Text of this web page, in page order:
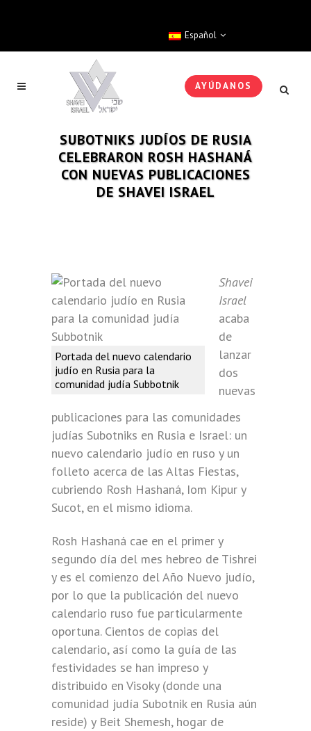
Español
AYÚDANOS
SUBOTNIKS JUDÍOS DE RUSIA
CELEBRARON ROSH HASHANÁ
CON NUEVAS PUBLICACIONES
DE SHAVEI ISRAEL
Portada del nuevo calendario
judío en Rusia para la
comunidad judía Subbotnik
Shavei
Israel
acaba
de
lanzar
dos
nuevas
publicaciones para las comunidades
judías Subotniks en Rusia e Israel: un
nuevo calendario judío en ruso y un
folleto acerca de las Altas Fiestas,
cubriendo Rosh Hashaná, Iom Kipur y
Sucot, en el mismo idioma.
Rosh Hashaná cae en el primer y
segundo día del mes hebreo de Tishrei
y es el comienzo del Año Nuevo judío,
por lo que la publicación del nuevo
calendario ruso fue particularmente
oportuna. Cientos de copias del
calendario, así como la guía de las
festividades se han impreso y
distribuido en Visoky (donde una
comunidad judía Subotnik en Rusia aún
reside) y Beit Shemesh, hogar de